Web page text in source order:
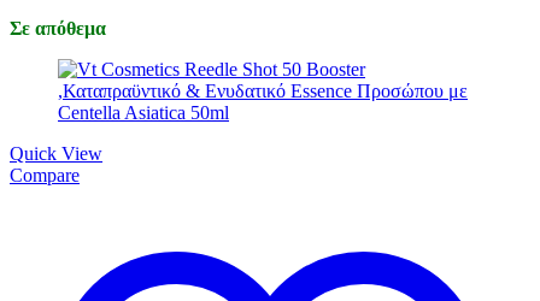
Σε απόθεμα
Quick View
Compare